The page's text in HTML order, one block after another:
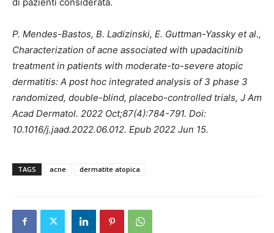
P. Mendes-Bastos, B. Ladizinski, E. Guttman-Yassky et al.,
Characterization of acne associated with upadacitinib
treatment in patients with moderate-to-severe atopic
dermatitis: A post hoc integrated analysis of 3 phase 3
randomized, double-blind, placebo-controlled trials, J Am
Acad Dermatol. 2022 Oct;87(4):784-791. Doi:
10.1016/j.jaad.2022.06.012. Epub 2022 Jun 15.
TAGS acne dermatite atopica